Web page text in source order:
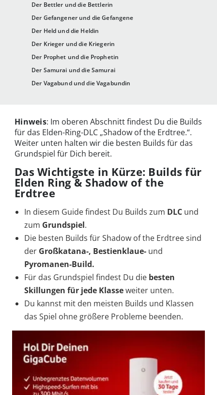
Der Bettler und die Bettlerin
Der Gefangener und die Gefangene
Der Held und die Heldin
Der Krieger und die Kriegerin
Der Prophet und die Prophetin
Der Samurai und die Samurai
Der Vagabund und die Vagabundin
Hinweis: Im oberen Abschnitt findest Du die Builds
für das Elden-Ring-DLC „Shadow of the Erdtree.“.
Weiter unten halten wir die besten Builds für das
Grundspiel für Dich bereit.
Das Wichtigste in Kürze: Builds für
Elden Ring & Shadow of the
Erdtree
In diesem Guide findest Du Builds zum DLC und
zum Grundspiel.
Die besten Builds für Shadow of the Erdtree sind
der Großkatana-, Bestienklaue- und
Pyromanen-Build.
Für das Grundspiel findest Du die besten
Skillungen für jede Klasseweiter unten.
Du kannst mit den meisten Builds und Klassen
das Spiel ohne größere Probleme beenden.